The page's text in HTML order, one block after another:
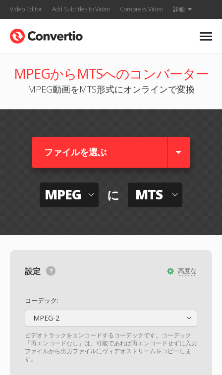
Video Editor Add Subtitles to Video Compress Video 詳細
MPEGからMTSへのコンバーター
MPEG動画をMTS形式にオンラインで変換
ファイルを選ぶ
MPEG に MTS
高度な
設定
コーデック:
MPEG-2
ビデオトラックをエンコードするコーデックです。コーデック
「再エンコードなし」は、可能であれば再エンコードせずに入力
ファイルから出力ファイルにヴィデオストリームをコピーしま
す。